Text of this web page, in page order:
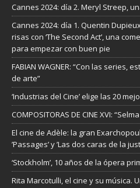
Cannes 2024: día 2. Meryl Streep,
Cannes 2024: día 1. Quentin
risas con ‘The Second Act’, una
para empezar con buen pie
FABIAN WAGNER: “Con las series,
de arte”
‘Industrias del Cine’ elige las 20
COMPOSITORAS DE CINE XVI:
El cine de Adèle: la gran
’Passages’ y ’Las dos caras de la
‘Stockholm’, 10 años de la ópera
Rita Marcotulli, el cine y su música.